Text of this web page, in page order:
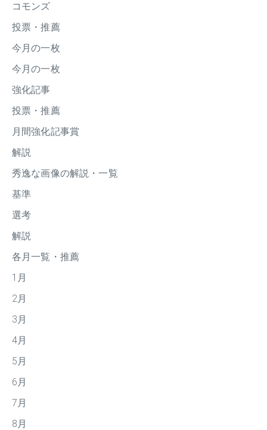
コモンズ
投票・推薦
今月の一枚
今月の一枚
強化記事
投票・推薦
月間強化記事賞
解説
秀逸な画像の解説・一覧
基準
選考
解説
各月一覧・推薦
1月
2月
3月
4月
5月
6月
7月
8月